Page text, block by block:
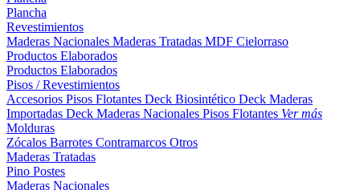
Plancha
Revestimientos
Maderas Nacionales Maderas Tratadas MDF Cielorraso
Productos Elaborados
Productos Elaborados
Pisos / Revestimientos
Accesorios Pisos Flotantes Deck Biosintético Deck Maderas
Importadas Deck Maderas Nacionales Pisos Flotantes Ver más
Molduras
Zócalos Barrotes Contramarcos Otros
Maderas Tratadas
Pino Postes
Maderas Nacionales